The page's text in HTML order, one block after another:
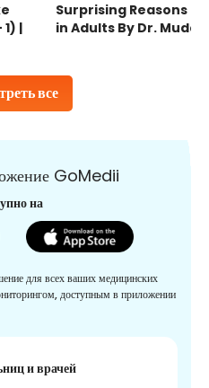
все
|
Surprising Reasons
in Adults By Dr.
GoMedii
на
для всех ваших медицинских
доступным в приложении
и врачей